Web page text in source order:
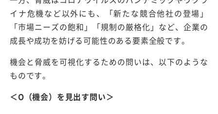
イナ危機など以外にも、「新たな競合他社の登場」
「市場ニーズの飽和」「規制の厳格化」など、企業の
成長や成功を妨げる可能性のある要素全般です。
機会と脅威を可視化するための問いは、以下のような
ものです。
＜O（機会）を見出す問い＞